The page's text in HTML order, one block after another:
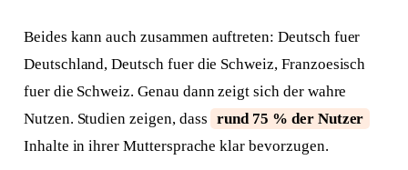
Beides kann auch zusammen auftreten: Deutsch fuer
Deutschland, Deutsch fuer die Schweiz, Franzoesisch
fuer die Schweiz. Genau dann zeigt sich der wahre
Nutzen. Studien zeigen, dass
rund 75 % der Nutzer
Inhalte in ihrer Muttersprache klar bevorzugen.